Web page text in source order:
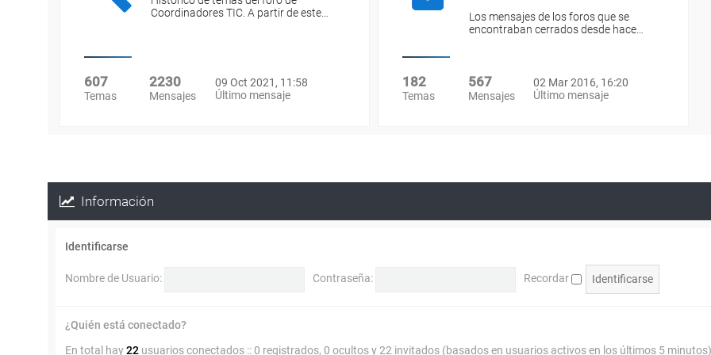
Coordinadores TIC. A partir de este…
607
Temas
2230
Mensajes
09 Oct 2021, 11:58
Último mensaje
Los mensajes de los foros que se
encontraban cerrados desde hace…
182
Temas
567
Mensajes
02 Mar 2016, 16:20
Último mensaje
Información
Identificarse
Nombre de Usuario: Contraseña: Recordar
¿Quién está conectado?
En total hay22 usuarios conectados :: 0 registrados, 0 ocultos y 22 invitados (basados en usuarios activos en los últimos 5 minutos)